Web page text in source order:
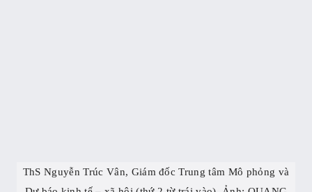
ThS Nguyễn Trúc Vân, Giám đốc Trung tâm Mô phỏng và